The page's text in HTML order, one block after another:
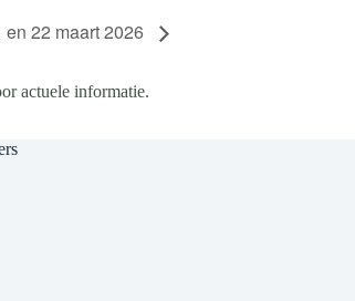
22 maart 2026
actuele informatie.